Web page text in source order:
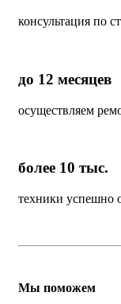
консультация по
до 12 месяцев
осуществляем
более 10 тыс.
техники успешно
Мы поможем